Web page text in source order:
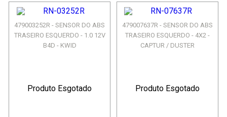
479003252R - SENSOR DO ABS
TRASEIRO ESQUERDO - 1.0 12V
B4D - KWID
Produto Esgotado
479007637R - SENSOR DO ABS
TRASEIRO ESQUERDO - 4X2 -
CAPTUR / DUSTER
Produto Esgotado